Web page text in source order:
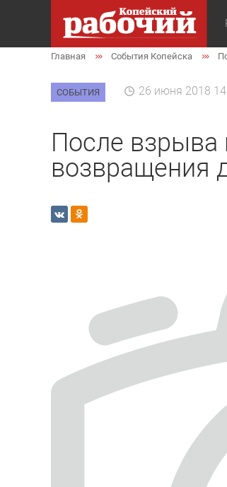
Главная События Копейска
СОБЫТИЯ 26 июня 2018
После
возвращения